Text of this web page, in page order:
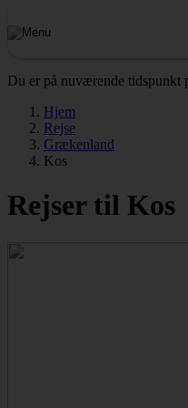
Du er på nuværende tidspunkt
Hjem
Rejse
Grækenland
Kos
Rejser til Kos